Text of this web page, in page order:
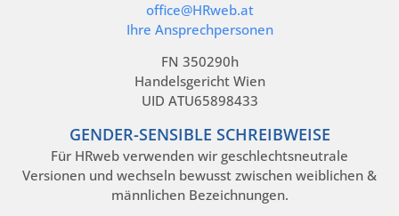
office@HRweb.at
Ihre Ansprechpersonen
FN 350290h
Handelsgericht Wien
UID ATU65898433
GENDER-SENSIBLE SCHREIBWEISE
Für HRweb verwenden wir geschlechtsneutrale
Versionen und wechseln bewusst zwischen weiblichen &
männlichen Bezeichnungen.